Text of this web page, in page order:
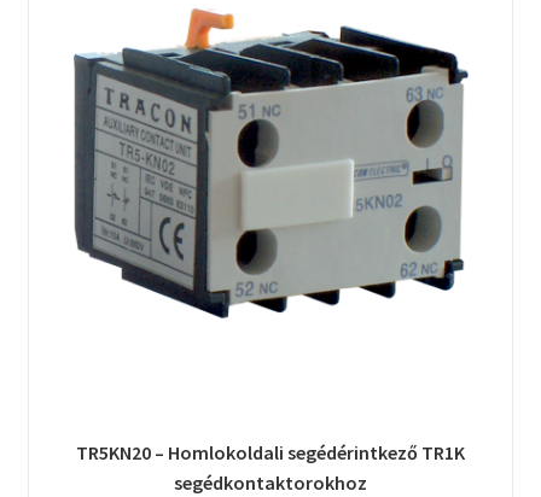
TR5KN20 – Homlokoldali segédérintkező TR1K
segédkontaktorokhoz